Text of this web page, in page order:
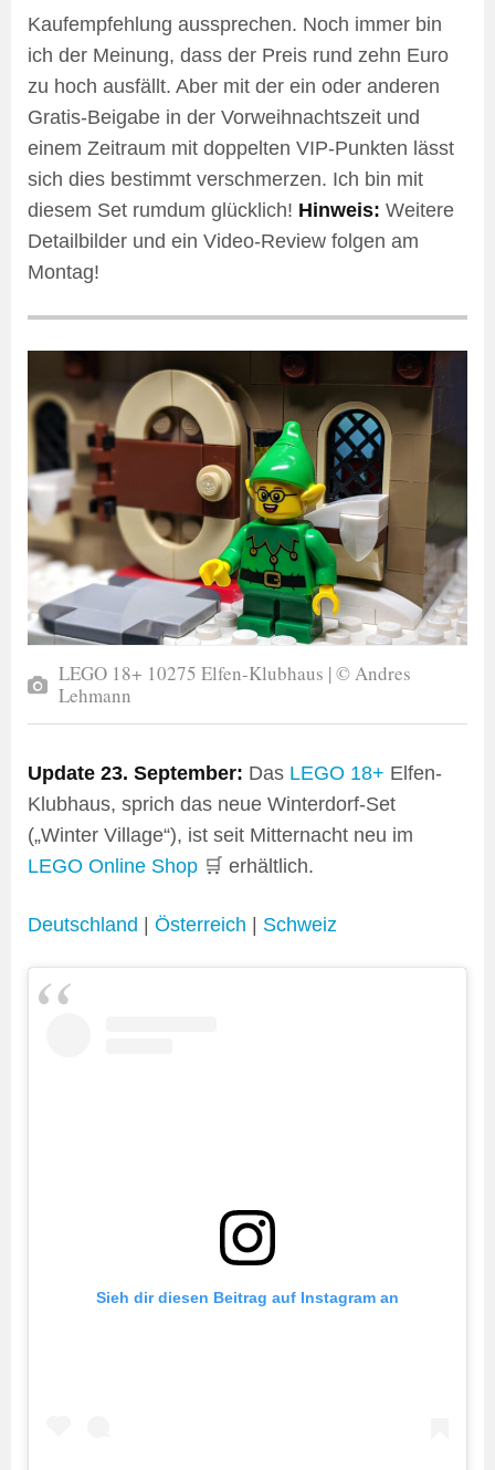
Kaufempfehlung aussprechen. Noch immer bin
ich der Meinung, dass der Preis rund zehn Euro
zu hoch ausfällt. Aber mit der ein oder anderen
Gratis-Beigabe in der Vorweihnachtszeit und
einem Zeitraum mit doppelten VIP-Punkten lässt
sich dies bestimmt verschmerzen. Ich bin mit
diesem Set rumdum glücklich! Hinweis: Weitere
Detailbilder und ein Video-Review folgen am
Montag!
LEGO 18+ 10275 Elfen-Klubhaus | © Andres
Lehmann
Update 23. September: Das LEGO 18+ Elfen-
Klubhaus, sprich das neue Winterdorf-Set
(„Winter Village“), ist seit Mitternacht neu im
LEGO Online Shop 🛒 erhältlich.
Deutschland | Österreich | Schweiz
Sieh dir diesen Beitrag auf Instagram an